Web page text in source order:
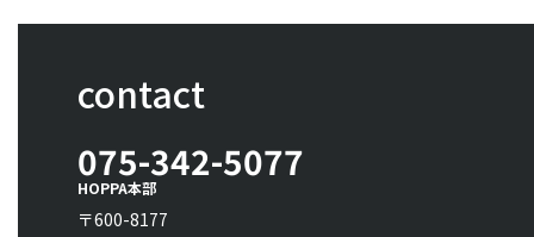
contact
075-342-5077
HOPPA本部
〒600-8177